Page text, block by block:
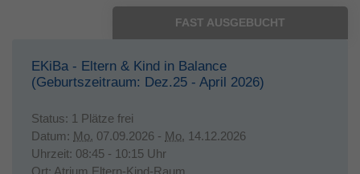
FAST AUSGEBUCHT
EKiBa - Eltern & Kind in Balance
(Geburtszeitraum: Dez.25 - April 2026)
Status: 1 Plätze frei
Datum: Mo. 07.09.2026 - Mo. 14.12.2026
Uhrzeit: 08:45 - 10:15 Uhr
Ort: Atrium Eltern-Kind-Raum